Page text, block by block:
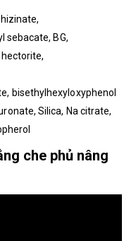
sebacate, BG,
bisethylhexyloxyphenol
Silica, Na citrate,
che phủ nâng